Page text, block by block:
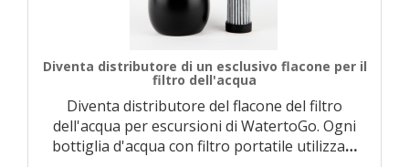
Diventa distributore di un esclusivo flacone per il
filtro dell'acqua
Diventa distributore del flacone del filtro
dell'acqua per escursioni di WatertoGo. Ogni
bottiglia d'acqua con filtro portatile utilizza…